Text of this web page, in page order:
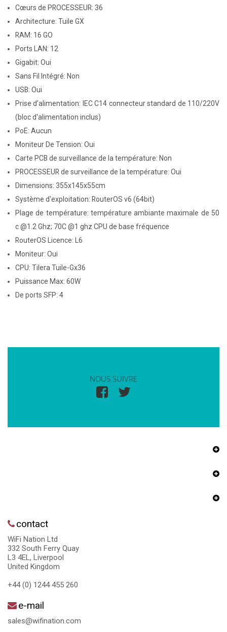
Cœurs de PROCESSEUR: 36
Architecture: Tuile GX
RAM: 16 GO
Ports LAN: 12
Gigabit: Oui
Sans Fil Intégré: Non
USB: Oui
Prise d'alimentation: IEC C14 connecteur standard de 110/220V
(bloc d'alimentation inclus)
PoE: Aucun
Moniteur De Tension: Oui
Carte PCB de surveillance de la température: Non
PROCESSEUR de surveillance de la température: Oui
Dimensions: 355x145x55cm
Système d'exploitation: RouterOS v6 (64bit)
Plage de température: température ambiante maximale de 50
c @1.2 Ghz; 70C @1 ghz CPU de base fréquence
RouterOS Licence: L6
Moniteur: Oui
CPU: Tilera Tuile-Gx36
Puissance Max: 60W
De ports SFP: 4
NOUS SUIVRE
contact
WiFi Nation Ltd
332 South Ferry Quay
L3 4EL, Liverpool
United Kingdom
+44 (0) 1244 455 260
e-mail
sales@wifination.com